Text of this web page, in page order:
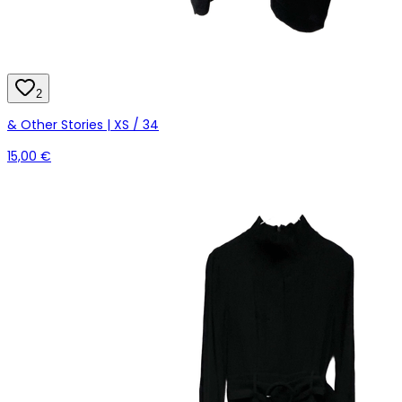
2
& Other Stories | XS / 34
15,00 €